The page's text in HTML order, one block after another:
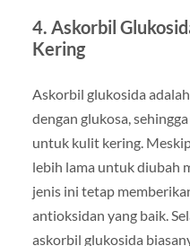
4. Askorbil
Kering
Askorbil glukosida
dengan glukosa,
untuk kulit kering.
lebih lama untuk diubah
jenis ini tetap
antioksidan yang baik.
askorbil glukosida